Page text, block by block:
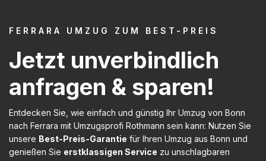
FERRARA UMZUG ZUM BEST-PREIS
Jetzt unverbindlich
anfragen & sparen!
Entdecken Sie, wie einfach und günstig Ihr Umzug von Bonn
nach Ferrara mit Umzugsprofi Rothmann sein kann: Nutzen Sie
unsere Best-Preis-Garantie für Ihren Umzug aus Bonn und
genießen Sie erstklassigen Service zu unschlagbaren